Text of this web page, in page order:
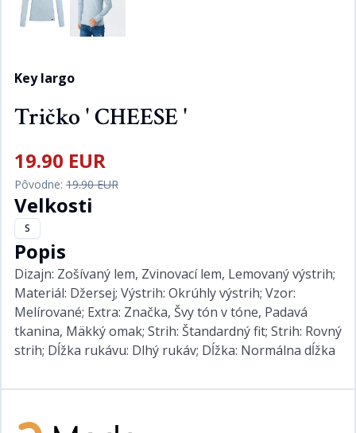
Key largo
Tričko ' CHEESE '
19.90 EUR
Pôvodne: 19.90 EUR
Velkosti
S
Popis
Dizajn: Zošívaný lem, Zvinovací lem, Lemovaný výstrih;
Materiál: Džersej; Výstrih: Okrúhly výstrih; Vzor:
Melírované; Extra: Značka, Švy tón v tóne, Padavá
tkanina, Mäkký omak; Strih: Štandardný fit; Strih: Rovný
strih; Dĺžka rukávu: Dlhý rukáv; Dĺžka: Normálna dĺžka